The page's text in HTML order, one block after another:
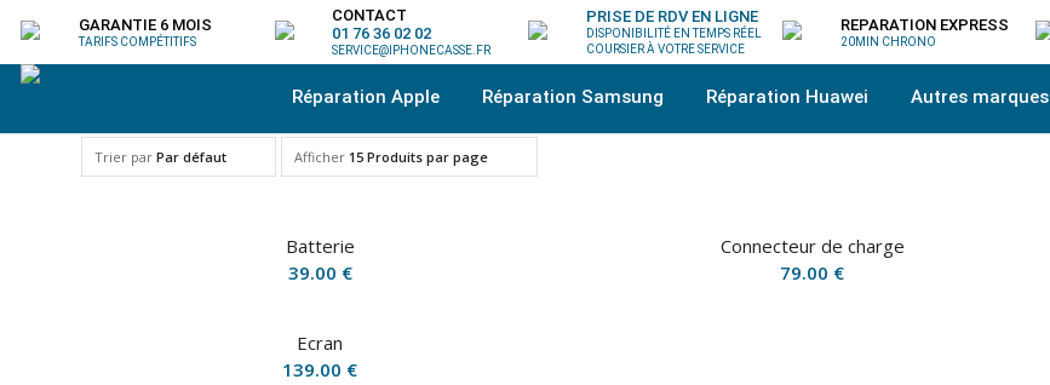
GARANTIE 6 MOIS
TARIFS COMPÉTITIFS
CONTACT
01 76 36 02 02
SERVICE@IPHONECASSE.FR
PRISE DE RDV EN LIGNE
DISPONIBILITÉ EN TEMPS RÉEL
COURSIER À VOTRE SERVICE
REPARATION EXPRESS
20MIN CHRONO
Réparation Apple Réparation Samsung Réparation Huawei Autres marques
Trier par Par défaut Afficher 15 Produits par page
Batterie
39.00 €
Connecteur de charge
79.00 €
Ecran
139.00 €